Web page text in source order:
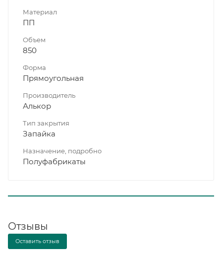
Материал
ПП
Объем
850
Форма
Прямоугольная
Производитель
Алькор
Тип закрытия
Запайка
Назначение, подробно
Полуфабрикаты
Отзывы
Оставить отзыв